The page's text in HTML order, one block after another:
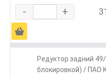
- +
Ä
Редуктор задний
блокировкой) / ПАО